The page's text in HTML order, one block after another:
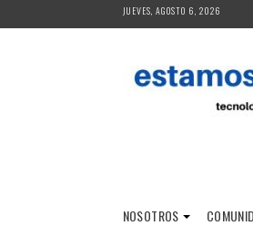
al
JUEVES, AGOSTO 6, 2026
NOSOTROS